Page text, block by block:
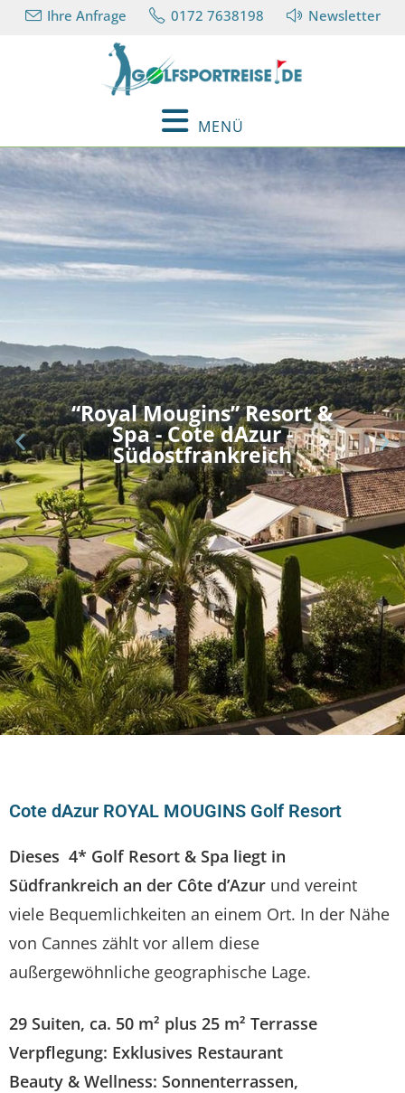
Ihre Anfrage 0172 7638198 Newsletter
MENÜ
“Royal Mougins” Resort &
Spa - Cote dAzur -
Südostfrankreich
Cote dAzur ROYAL MOUGINS Golf Resort
Dieses 4* Golf Resort & Spa liegt in
Südfrankreich an der Côte d’Azur und vereint
viele Bequemlichkeiten an einem Ort. In der Nähe
von Cannes zählt vor allem diese
außergewöhnliche geographische Lage.
29 Suiten, ca. 50 m² plus 25 m² Terrasse
Verpflegung: Exklusives Restaurant
Beauty & Wellness: Sonnenterrassen,